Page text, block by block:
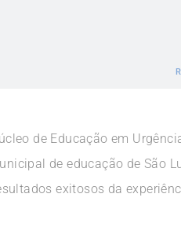
de Educação em
de educação de São
exitosos da